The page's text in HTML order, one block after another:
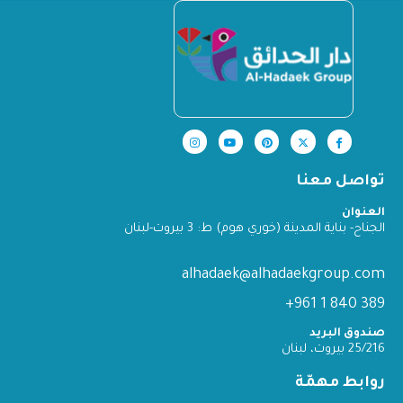
تواصل معنا
العنوان
الجناح- بناية المدينة (خوري هوم) ط: 3 بيروت-لبنان
alhadaek@alhadaekgroup.com
389 840 1 961+
صندوق البريد
25/216 بيروت، لبنان
روابط مهمّة